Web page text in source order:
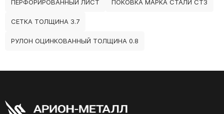
ПЕРФОРИРОВАННЫЙ ЛИСТ ПОКОВКА МАРКА СТАЛИ СТ3
СЕТКА ТОЛЩИНА 3.7
РУЛОН ОЦИНКОВАННЫЙ ТОЛЩИНА 0.8